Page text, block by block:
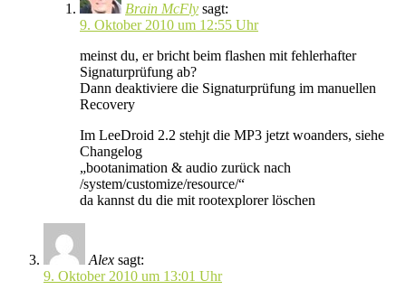
Brain McFly sagt:
9. Oktober 2010 um 12:55 Uhr
meinst du, er bricht beim flashen mit fehlerhafter
Signaturprüfung ab?
Dann deaktiviere die Signaturprüfung im manuellen
Recovery
Im LeeDroid 2.2 stehjt die MP3 jetzt woanders, siehe
Changelog
„bootanimation & audio zurück nach
/system/customize/resource/“
da kannst du die mit rootexplorer löschen
Alex sagt:
9. Oktober 2010 um 13:01 Uhr